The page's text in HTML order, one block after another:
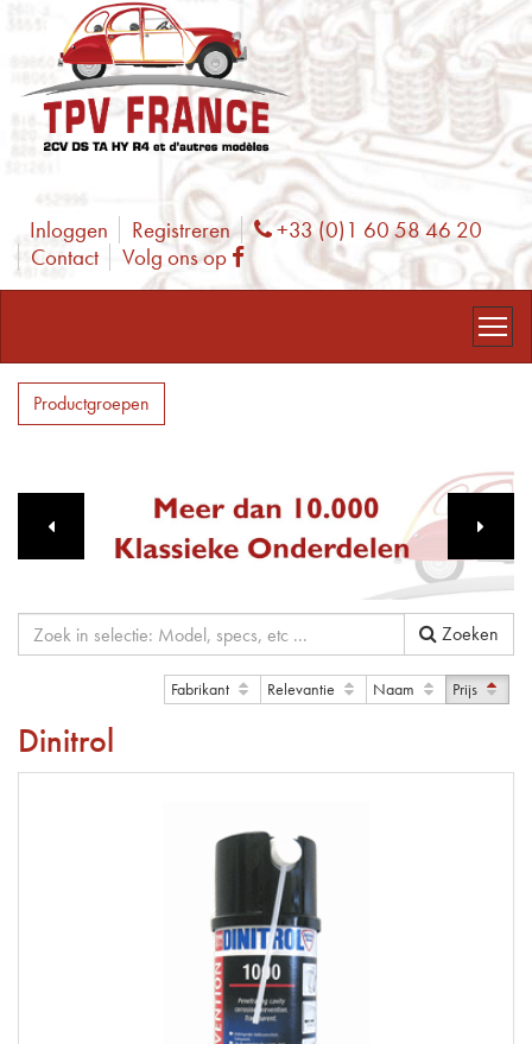
Inloggen Registreren Phone
+33 (0)1 60 58 46 20
Contact
Volg ons op Facebook
Productgroepen
Zoeken
Fabrikant Relevantie Naam Prijs
Dinitrol